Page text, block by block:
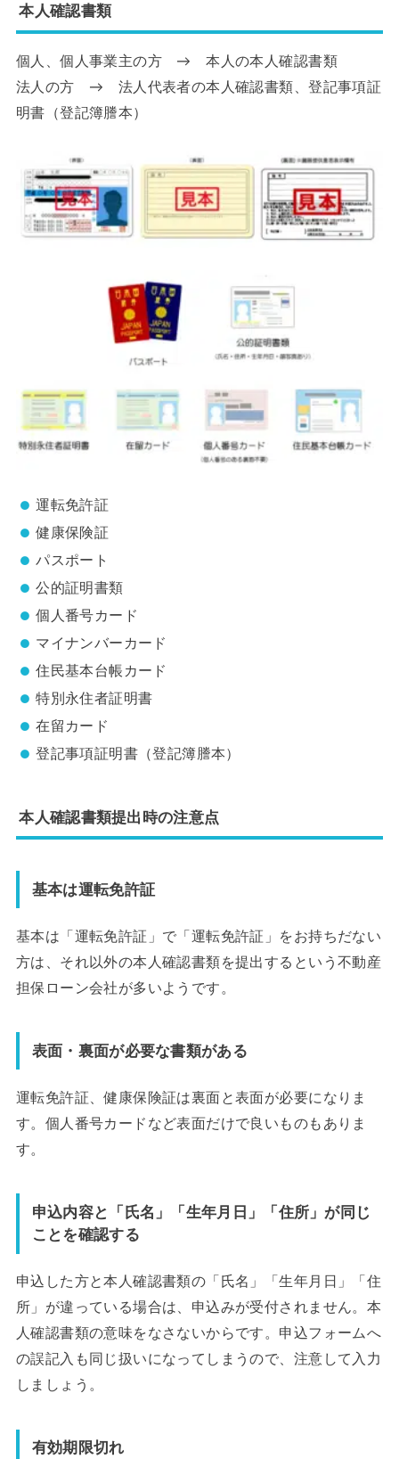
本人確認書類
個人、個人事業主の方 → 本人の本人確認書類
法人の方 → 法人代表者の本人確認書類、登記事項証
明書（登記簿謄本）
運転免許証
健康保険証
パスポート
公的証明書類
個人番号カード
マイナンバーカード
住民基本台帳カード
特別永住者証明書
在留カード
登記事項証明書（登記簿謄本）
本人確認書類提出時の注意点
基本は運転免許証
基本は「運転免許証」で「運転免許証」をお持ちだない
方は、それ以外の本人確認書類を提出するという不動産
担保ローン会社が多いようです。
表面・裏面が必要な書類がある
運転免許証、健康保険証は裏面と表面が必要になりま
す。個人番号カードなど表面だけで良いものもありま
す。
申込内容と「氏名」「生年月日」「住所」が同じ
ことを確認する
申込した方と本人確認書類の「氏名」「生年月日」「住
所」が違っている場合は、申込みが受付されません。本
人確認書類の意味をなさないからです。申込フォームへ
の誤記入も同じ扱いになってしまうので、注意して入力
しましょう。
有効期限切れ